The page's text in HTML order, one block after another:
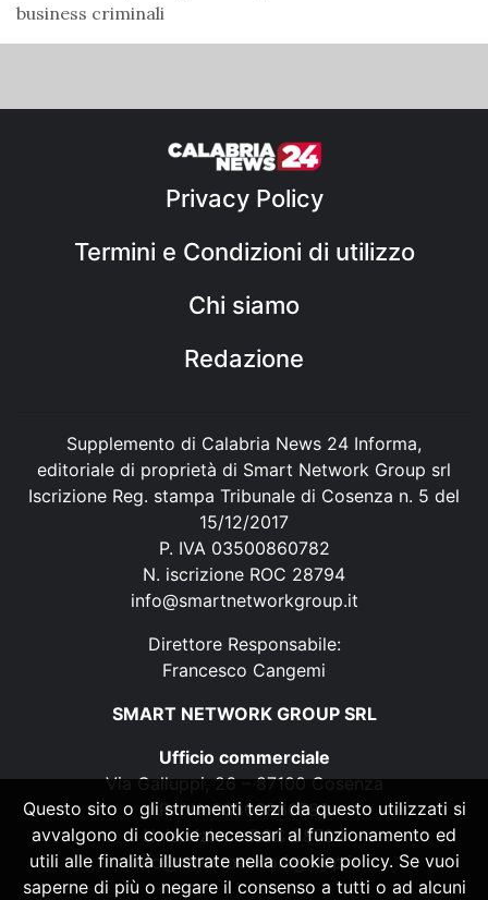
business criminali
Privacy Policy
Termini e Condizioni di utilizzo
Chi siamo
Redazione
Supplemento di Calabria News 24 Informa,
editoriale di proprietà di Smart Network Group srl
Iscrizione Reg. stampa Tribunale di Cosenza n. 5 del
15/12/2017
P. IVA 03500860782
N. iscrizione ROC 28794
info@smartnetworkgroup.it
Direttore Responsabile:
Francesco Cangemi
SMART NETWORK GROUP SRL
Ufficio commerciale
Via Galluppi, 26 – 87100 Cosenza
P. IVA 03500860782
N. iscrizione ROC 28794
info@smartnetworkgroup.it
Questo sito o gli strumenti terzi da questo utilizzati si
avvalgono di cookie necessari al funzionamento ed
utili alle finalità illustrate nella cookie policy. Se vuoi
saperne di più o negare il consenso a tutti o ad alcuni